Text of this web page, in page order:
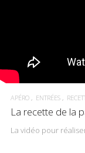
APÉRO ENTRÉES
La recette de la
La vidéo pour